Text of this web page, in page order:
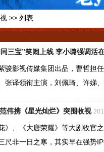
>> 列表
同三宝”笑闹上线 李小璐强调活
影视传媒集团出品，曹哲担任
张译领衔主演，刘佩琦、许娣
伟携《星光灿烂》突围收视
》、《大唐荣耀》等大剧收官
尺非一日之寒，其实早在强势